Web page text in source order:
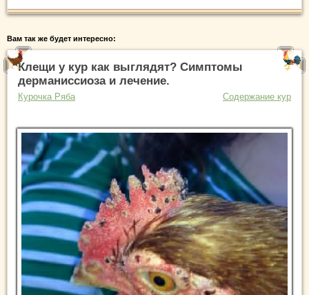
Вам так же будет интересно:
Клещи у кур как выглядят? Симптомы
дерманиссиоза и лечение.
Курочка Ряба Содержание кур